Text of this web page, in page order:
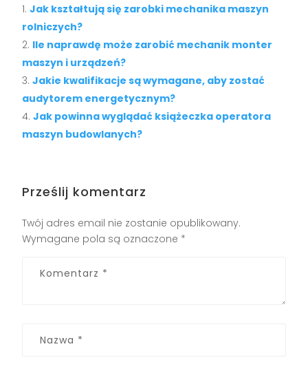
Jak kształtują się zarobki mechanika maszyn
rolniczych?
Ile naprawdę może zarobić mechanik monter
maszyn i urządzeń?
Jakie kwalifikacje są wymagane, aby zostać
audytorem energetycznym?
Jak powinna wyglądać książeczka operatora
maszyn budowlanych?
Prześlij komentarz
Twój adres email nie zostanie opublikowany.
Wymagane pola są oznaczone *